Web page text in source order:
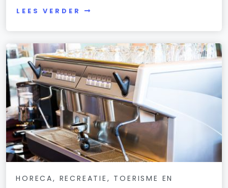
LEES VERDER
HORECA, RECREATIE, TOERISME EN